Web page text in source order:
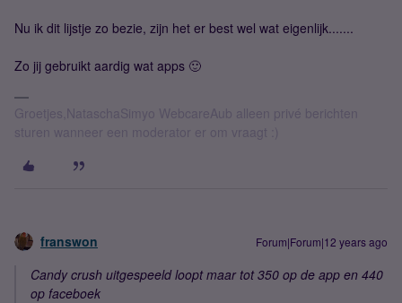
Nu ik dit lijstje zo bezie, zijn het er best wel wat eigenlijk.......
Zo jij gebruikt aardig wat apps 🙂
Groetjes,NataschaSimyo WebcareAub alleen privé berichten
sturen wanneer een moderator er om vraagt :)
franswon Forum|Forum|12 years ago
Candy crush uitgespeeld loopt maar tot 350 op de app en 440
op faceboek